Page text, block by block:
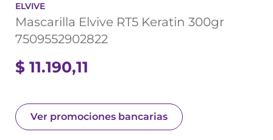
ELVIVE
Mascarilla Elvive RT5 Keratin 300gr
7509552902822
$ 11.190,11
Ver promociones bancarias